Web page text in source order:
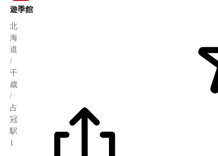
遊季館
北
海
道
/
千
歳
/
占
冠
駅
1
.